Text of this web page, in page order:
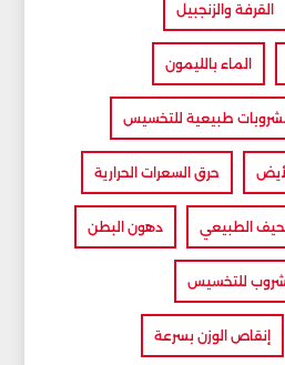
القرفة والزنجبيل
الماء بالليمون
طبيعية للتخسيس
حرق السعرات الحرارية
الطبيعي دهون البطن
للتخسيس
إنقاص الوزن بسرعة